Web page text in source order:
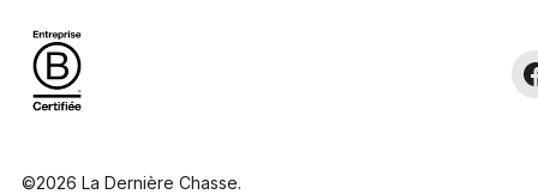
©2026 La Dernière Chasse.